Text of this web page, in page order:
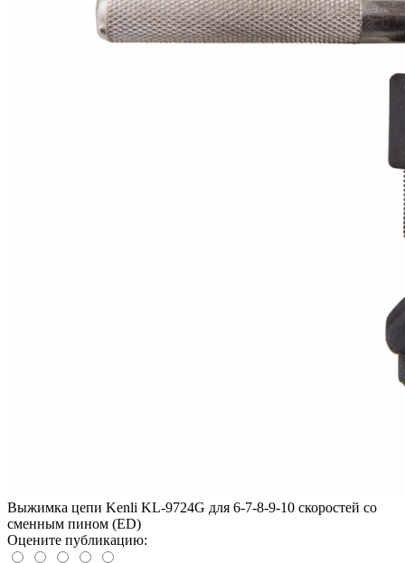
Выжимка цепи Kenli KL-9724G для 6-7-8-9-10 скоростей со
сменным пином (ED)
Оцените публикацию: